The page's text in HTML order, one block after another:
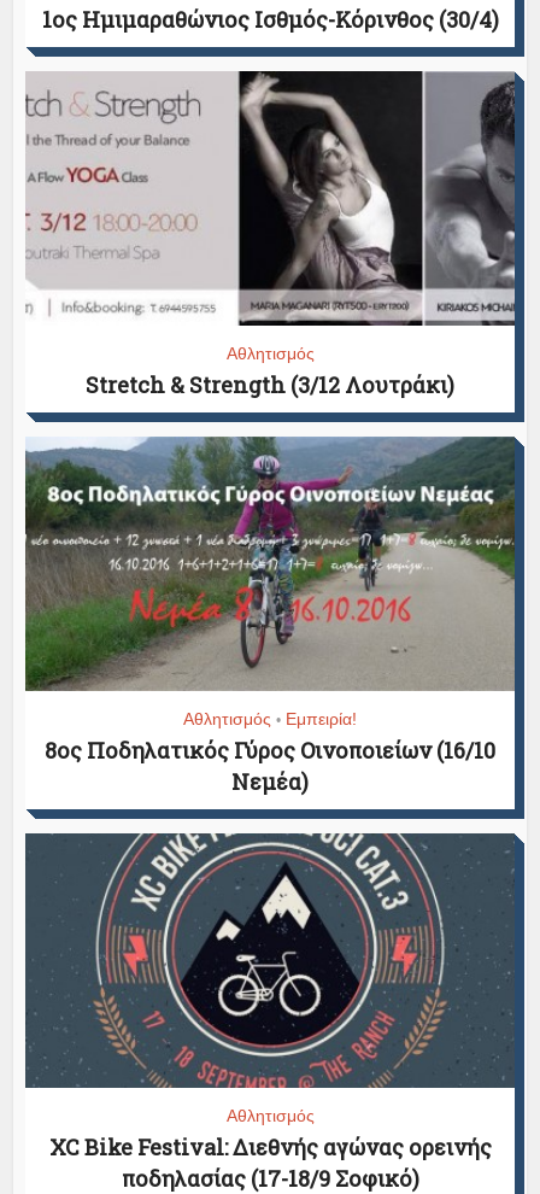
1ος Ημιμαραθώνιος Ισθμός-Κόρινθος (30/4)
Αθλητισμός
Stretch & Strength (3/12 Λουτράκι)
Αθλητισμός • Εμπειρία!
8ος Ποδηλατικός Γύρος Οινοποιείων (16/10
Νεμέα)
Αθλητισμός
XC Bike Festival: Διεθνής αγώνας ορεινής
ποδηλασίας (17-18/9 Σοφικό)